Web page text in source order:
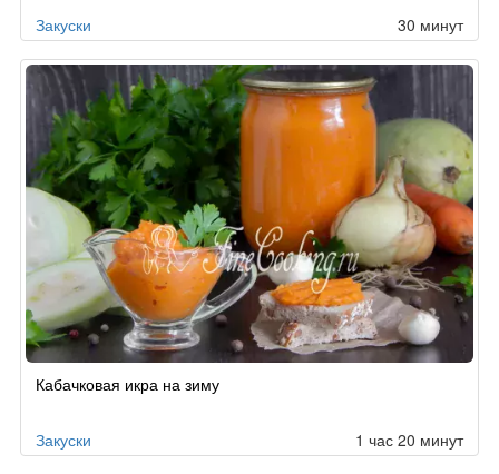
Закуски 30 минут
Кабачковая икра на зиму
Закуски 1 час 20 минут